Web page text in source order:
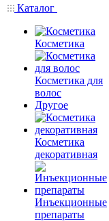
Каталог
Косметика
Косметика для
волос
Другое
Косметика
декоративная
Инъекционные
препараты